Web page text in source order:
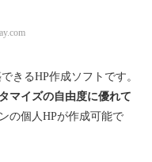
きるHP作成ソフトです。
マイズの自由度に優れて
の個人HPが作成可能で